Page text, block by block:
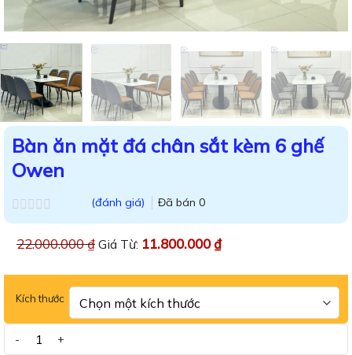
Bàn ăn mặt đá chân sắt kèm 6 ghế
Owen
Được
hạng
5
(đánh giá) Đã bán 0
22.000.000₫ Giá Từ: 11.800.000₫
Kích thước
Bàn ăn mặt đá chân sắt kèm 6 ghế Owen số lượng